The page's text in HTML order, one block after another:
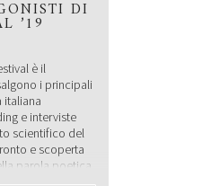
DI
’19
è il
i principali
italiana
e interviste
scientifico del
e scoperta
parola poetica
nel mondo di